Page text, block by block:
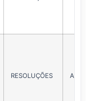
RESOLUÇÕES Ano